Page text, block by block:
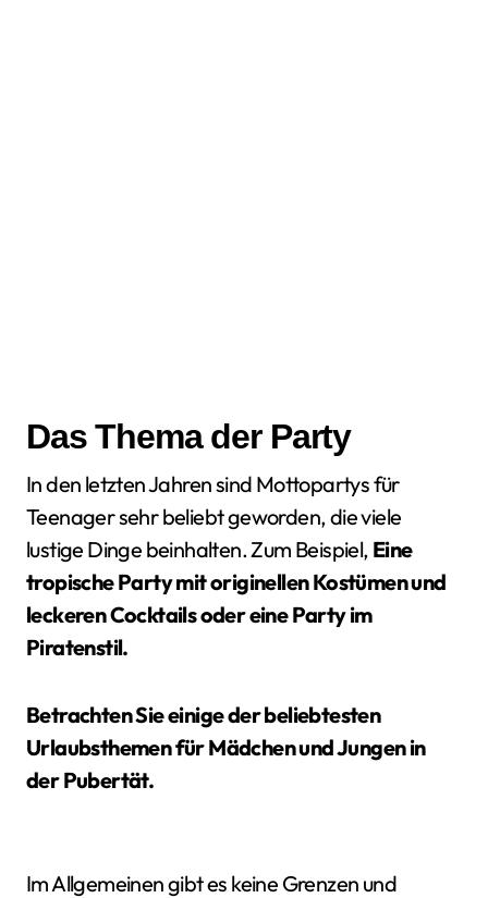
Das Thema der Party
In den letzten Jahren sind Mottopartys für
Teenager sehr beliebt geworden, die viele
lustige Dinge beinhalten. Zum Beispiel, Eine
tropische Party mit originellen Kostümen und
leckeren Cocktails oder eine Party im
Piratenstil.
Betrachten Sie einige der beliebtesten
Urlaubsthemen für Mädchen und Jungen in
der Pubertät.
Im Allgemeinen gibt es keine Grenzen und